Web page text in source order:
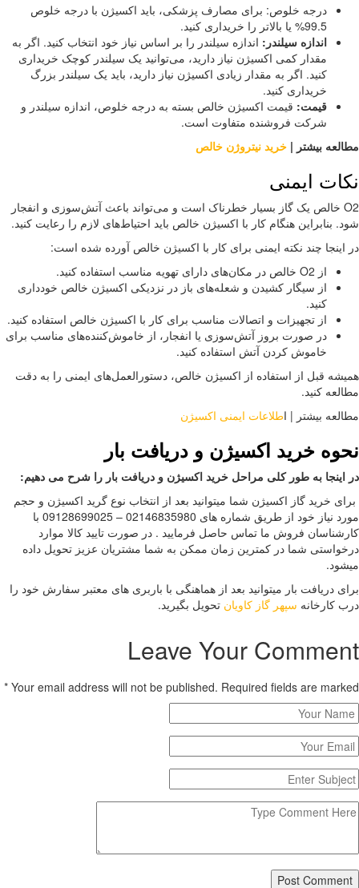
درجه خلوص: برای مصارف پزشکی، باید اکسیژن با درجه خلوص
99.5% یا بالاتر را خریداری کنید.
اندازه سیلندر:اندازه سیلندر را بر اساس نیاز خود انتخاب کنید. اگر به
مقدار کمی اکسیژن نیاز دارید، می‌توانید یک سیلندر کوچک خریداری
کنید. اگر به مقدار زیادی اکسیژن نیاز دارید، باید یک سیلندر بزرگ
خریداری کنید.
قیمت:قیمت اکسیژن خالص بسته به درجه خلوص، اندازه سیلندر و
شرکت فروشنده متفاوت است.
بیشتر | خرید نیتروژن خالص
ایمنی
O2 خالص یک گاز بسیار خطرناک است و می‌تواند باعث آتش‌سوزی و انفجار
بنابراین هنگام کار با اکسیژن خالص باید احتیاط‌های لازم را رعایت کنید.
چند نکته ایمنی برای کار با اکسیژن خالص آورده شده است:
از O2 خالص در مکان‌های دارای تهویه مناسب استفاده کنید.
از سیگار کشیدن و شعله‌های باز در نزدیکی اکسیژن خالص خودداری
کنید.
از تجهیزات و اتصالات مناسب برای کار با اکسیژن خالص استفاده کنید.
در صورت بروز آتش‌سوزی یا انفجار، از خاموش‌کننده‌های مناسب برای
خاموش کردن آتش استفاده کنید.
قبل از استفاده از اکسیژن خالص، دستورالعمل‌های ایمنی را به دقت
کنید.
بیشتر | ا طلاعات ایمنی اکسیژن
خرید اکسیژن و دریافت بار
به طور کلی مراحل خرید اکسیژن و دریافت بار را شرح می دهیم:
خرید گاز اکسیژن شما میتوانید بعد از انتخاب نوع گرید اکسیژن و حجم
مورد نیاز خود از طریق شماره های 02146835980 – 09128699025 با
فروش ما تماس حاصل فرمایید . در صورت تایید کالا موارد
شما در کمترین زمان ممکن به شما مشتریان عزیز تحویل داده
دریافت بار میتوانید بعد از هماهنگی با باربری های معتبر سفارش خود را
کارخانهسپهر گاز کاویانتحویل بگیرید.
Leave Your
Your email address will not be published. Required fields are
*
Post